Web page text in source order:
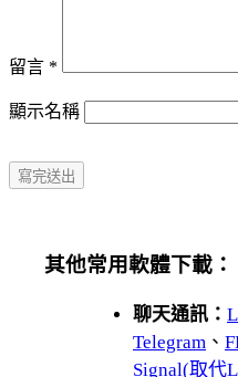
留言 *
顯示名稱
其他常用軟體下載：
聊天通訊：
Telegram 、
Signal(取代